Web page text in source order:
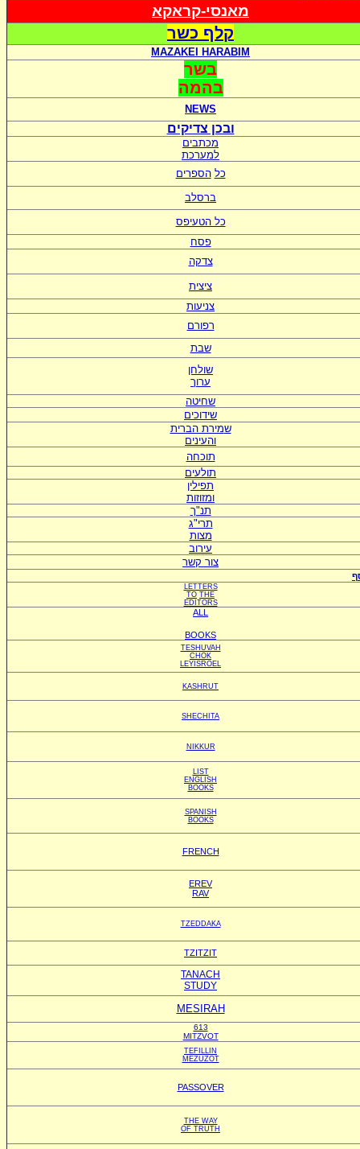
מאנסי-קראקא
קלף כשר
MAZAKEI HARABIM
בשר
בהמה
NEWS
ובכן צדיקים
מכתבים
למערכת
כל הספרים
ברסלב
כל הטעיפס
פסח
צדקה
ציצית
צניעות
רפורם
שבת
שולחן
ערוך
שחיטה
שידוכים
שמירת הברית
והעינים
תוכחה
תולעים
תפילין
ומזוזות
תנ"ך
תרי"ג
מצות
עירוב
צור קשר
LETTERS
TO THE
EDITORS
ALL
BOOKS
TESHUVAH
CHOK
LEYISROEL
KASHRUT
SHECHITA
NIKKUR
LIST
ENGLISH
BOOKS
SPANISH
BOOKS
FRENCH
EREV
RAV
TZEDDAKA
TZITZIT
TANACH
STUDY
MESIRAH
613
MITZVOT
TEFILLIN
MEZUZOT
PASSOVER
THE WAY
OF TRUTH